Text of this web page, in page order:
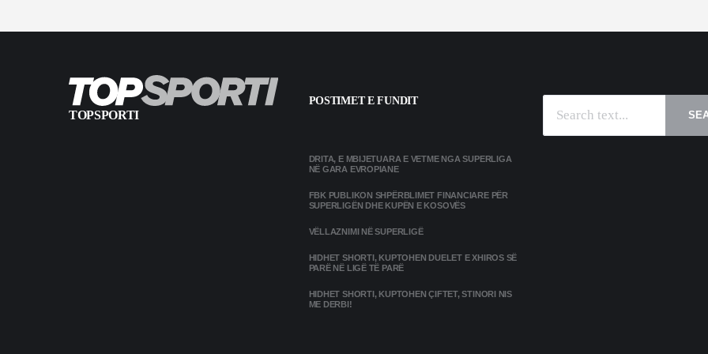
TOPSPORTI
POSTIMET E FUNDIT
DRITA, E MBIJETUARA E VETME NGA SUPERLIGA
NË GARA EVROPIANE
FBK PUBLIKON SHPËRBLIMET FINANCIARE PËR
SUPERLIGËN DHE KUPËN E KOSOVËS
VËLLAZNIMI NË SUPERLIGË
HIDHET SHORTI, KUPTOHEN DUELET E XHIROS SË
PARË NË LIGË TË PARË
HIDHET SHORTI, KUPTOHEN ÇIFTET, STINORI NIS
ME DERBI!